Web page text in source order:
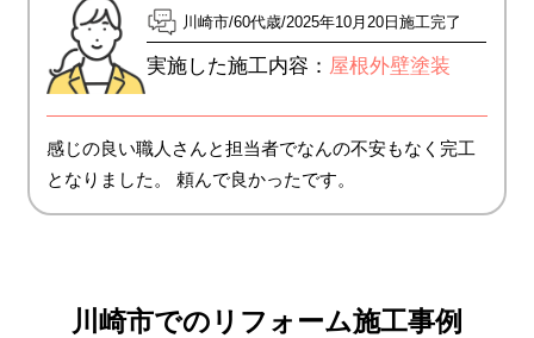
川崎市 60代歳 2025年10月20日施工完了
実施した施工内容： 屋根外壁塗装
感じの良い職人さんと担当者でなんの不安もなく完工
となりました。 頼んで良かったです。
川崎市でのリフォーム施工事例